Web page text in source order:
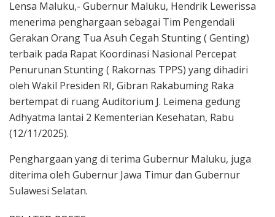
Lensa Maluku,- Gubernur Maluku, Hendrik Lewerissa
menerima penghargaan sebagai Tim Pengendali
Gerakan Orang Tua Asuh Cegah Stunting ( Genting)
terbaik pada Rapat Koordinasi Nasional Percepat
Penurunan Stunting ( Rakornas TPPS) yang dihadiri
oleh Wakil Presiden RI, Gibran Rakabuming Raka
bertempat di ruang Auditorium J. Leimena gedung
Adhyatma lantai 2 Kementerian Kesehatan, Rabu
(12/11/2025).
Penghargaan yang di terima Gubernur Maluku, juga
diterima oleh Gubernur Jawa Timur dan Gubernur
Sulawesi Selatan.